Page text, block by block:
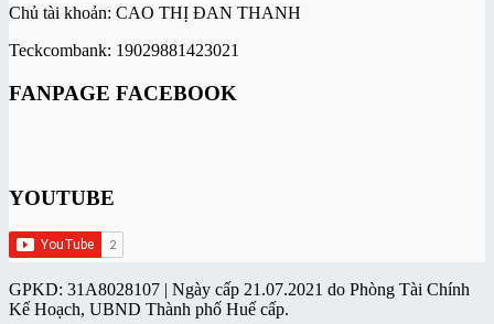
Chủ tài khoản: CAO THỊ ĐAN THANH
Teckcombank: 19029881423021
FANPAGE FACEBOOK
YOUTUBE
GPKD: 31A8028107 | Ngày cấp 21.07.2021 do Phòng Tài Chính
Kế Hoạch, UBND Thành phố Huế cấp.